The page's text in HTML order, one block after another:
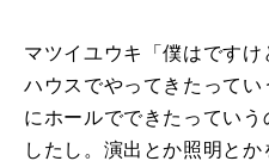
マツイユウキ「僕はです
ハウスでやってきたってい
にホールでできたってい
したし。演出とか照明と